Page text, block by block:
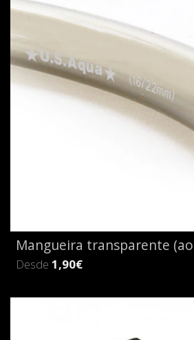
Mangueira transparente
Desde 1,90€